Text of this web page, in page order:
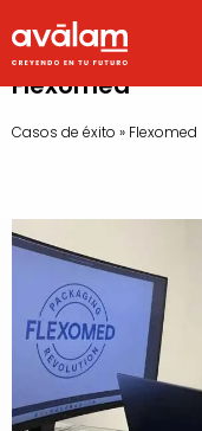
Flexomed
Casos de éxito » Flexomed